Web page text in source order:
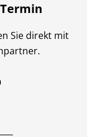
Sie direkt mit